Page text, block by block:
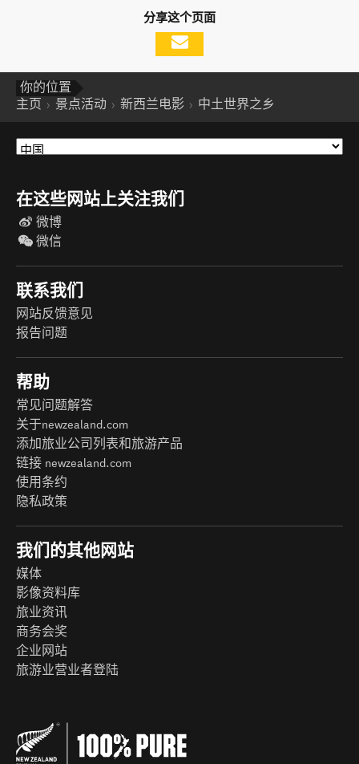
分享这个页面
你的位置
主页
景点活动 新西兰电影 中土世界之乡
在这些网站上关注我们
微博
微信
联系我们
网站反馈意见
报告问题
帮助
常见问题解答
关于newzealand.com
添加旅业公司列表和旅游产品
链接 newzealand.com
使用条约
隐私政策
我们的其他网站
媒体
影像资料库
旅业资讯
商务会奖
企业网站
旅游业营业者登陆